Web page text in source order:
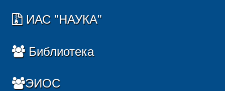
ИАС "НАУКА"
Библиотека
ЭИОС